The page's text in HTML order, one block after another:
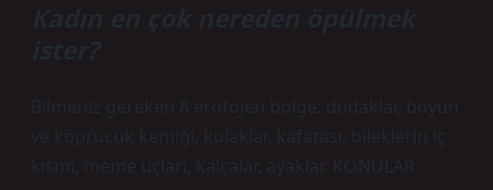
Kadın en çok nereden öpülmek
ister?
Bilmeniz gereken 8 erotojen bölge: dudaklar, boyun
ve köprücük kemiği, kulaklar, kafatası, bileklerin iç
kısmı, meme uçları, kalçalar, ayaklar. KONULAR.